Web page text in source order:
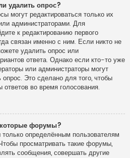
удалить опрос?
могут редактироваться только их
администраторами. Для
к редактированию первого
связан именно с ним. Если никто не
удалить опрос или
ответа. Однако если кто-то уже
или администраторы могут
Это сделано для того, чтобы
во время голосования.
форумы?
определённым пользователям
просматривать такие форумы,
сообщения, совершать другие